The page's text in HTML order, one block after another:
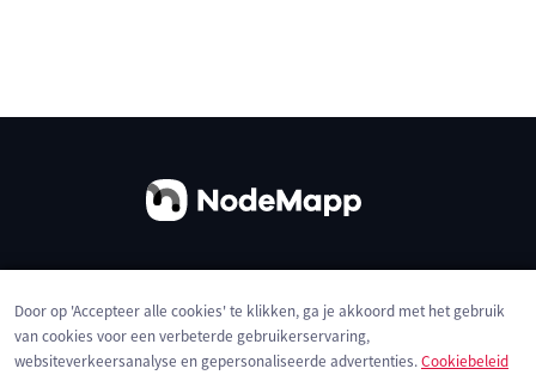
Privacybeleid Cookies
Door op 'Accepteer alle cookies' te klikken, ga je akkoord met het gebruik
van cookies voor een verbeterde gebruikerservaring,
websiteverkeersanalyse en gepersonaliseerde advertenties.Cookiebeleid